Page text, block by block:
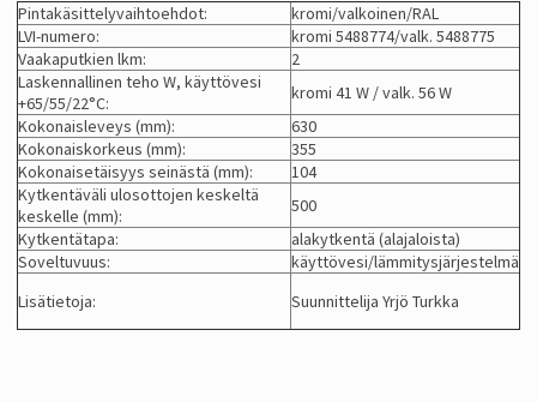
Pintakäsittelyvaihtoehdot:
kromi/valkoinen/RAL
LVI-numero:
kromi 5488774/valk. 5488775
Vaakaputkien lkm:
2
Laskennallinen teho W, käyttövesi
+65/55/22°C:
kromi 41 W / valk. 56 W
Kokonaisleveys (mm):
630
Kokonaiskorkeus (mm):
355
Kokonaisetäisyys seinästä (mm):
104
Kytkentäväli ulosottojen keskeltä
keskelle (mm):
500
Kytkentätapa:
alakytkentä (alajaloista)
Soveltuvuus:
käyttövesi/lämmitysjärjestelmä
Lisätietoja:
Suunnittelija Yrjö Turkka